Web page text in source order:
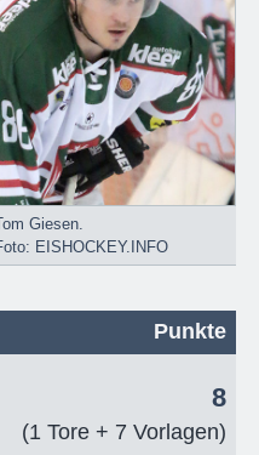
Giesen.
EISHOCKEY.INFO
Punkte
8
(1 Tore + 7 Vorlagen)